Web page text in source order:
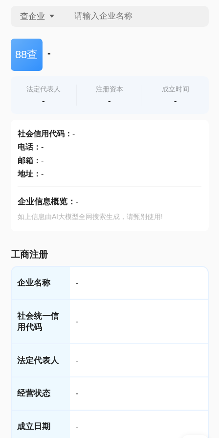
查企业
查企业
查产地
88查 -
法定代表人
-
注册资本
-
成立时间
-
社会信用代码： -
电话： -
邮箱： -
地址： -
企业信息概览： -
如上信息由AI大模型全网搜索生成，请甄别使用!
工商注册
企业名称 -
社会统一信
用代码
-
法定代表人 -
经营状态 -
成立日期 -